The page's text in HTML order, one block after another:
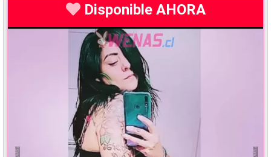
Disponible AHORA